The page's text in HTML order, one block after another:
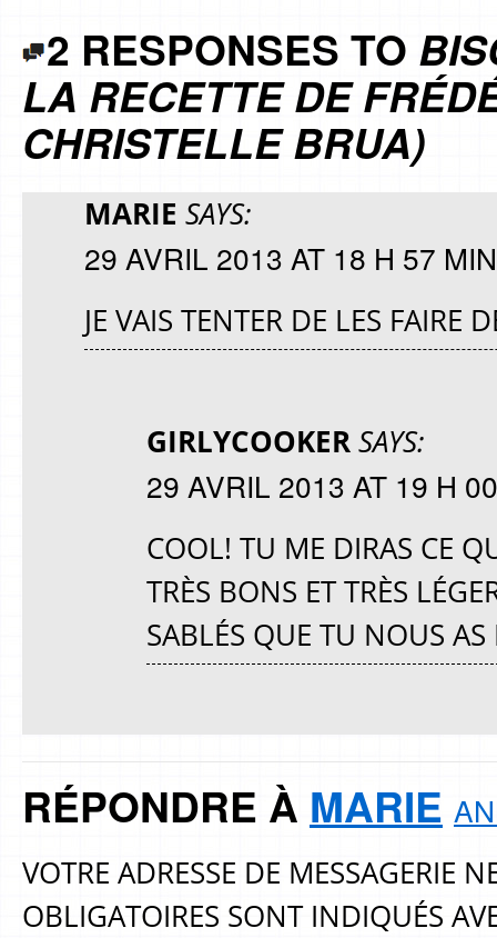
2 RESPONSES TO
LA RECETTE DE
CHRISTELLE BRUA)
MARIE SAYS:
29 AVRIL 2013 AT 18 H 57 MIN
JE VAIS TENTER DE LES FAIRE
GIRLYCOOKERSAYS:
29 AVRIL 2013 AT 19 H
COOL! TU ME DIRAS CE
TRÈS BONS ET TRÈS
SABLÉS QUE TU NOUS
RÉPONDRE À MARIE
VOTRE ADRESSE DE MESSAGERIE
OBLIGATOIRES SONT INDIQUÉS